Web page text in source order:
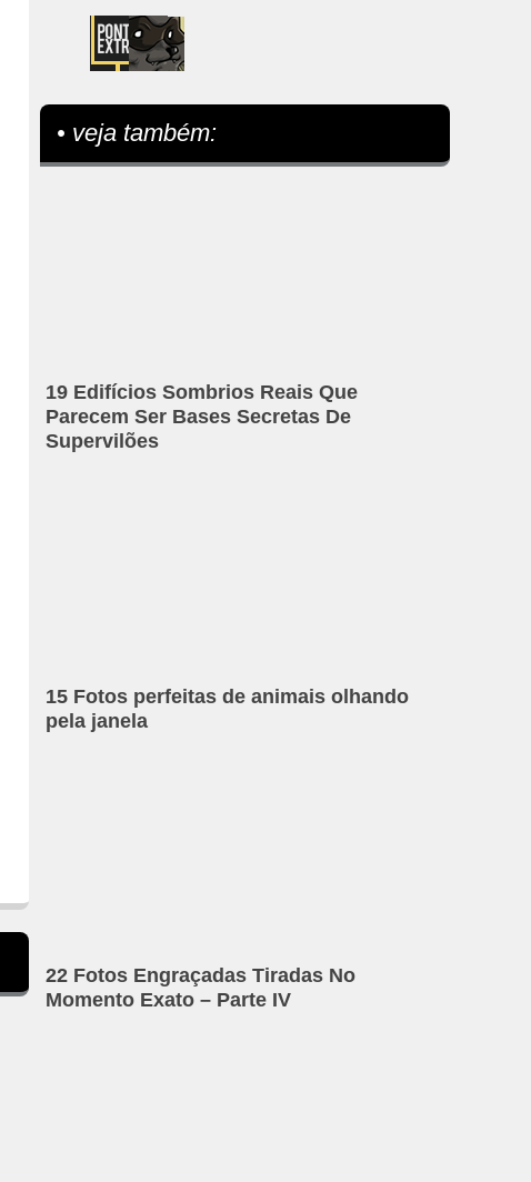
• veja também:
19 Edifícios Sombrios Reais Que
Parecem Ser Bases Secretas De
Supervilões
15 Fotos perfeitas de animais olhando
pela janela
22 Fotos Engraçadas Tiradas No
Momento Exato – Parte IV